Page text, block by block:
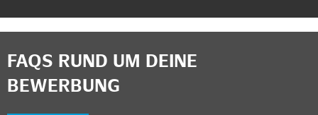
FAQS RUND UM DEINE
BEWERBUNG